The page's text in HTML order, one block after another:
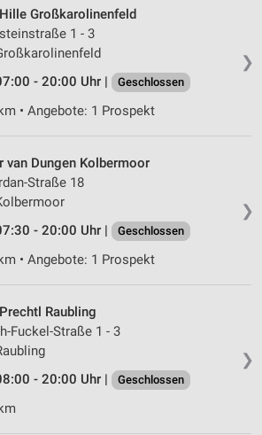
❯
Hille Großkarolinenfeld
1 - 3
- 20:00 Uhr |
Geschlossen
• Angebote: 1 Prospekt
❯
van Dungen Kolbermoor
Straße 18
- 20:00 Uhr |
Geschlossen
• Angebote: 1 Prospekt
❯
Raubling
Fuckel-Straße 1 - 3
- 20:00 Uhr |
Geschlossen